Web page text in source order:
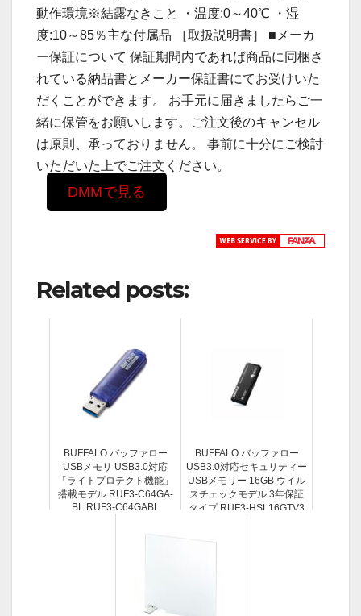
動作環境※結露なきこと ・温度:0～40℃ ・湿
度:10～85％主な付属品 ［取扱説明書］ ■メーカ
ー保証について 保証期間内であれば商品に同梱さ
れている納品書とメーカー保証書にてお受けいた
だくことができます。 お手元に届きましたらご一
緒に保管をお願いします。ご注文後のキャンセル
は原則、承っておりません。 事前に十分にご検討
いただいた上でご注文ください。
DMMで見る
Related posts:
BUFFALO バッファロー
USBメモリ USB3.0対応
「ライトプロテクト機能」
搭載モデル RUF3-C64GA-
BL RUF3-C64GABL
BUFFALO バッファロー
USB3.0対応セキュリティー
USBメモリー 16GB ウイル
スチェックモデル 3年保証
タイプ RUF3-HSL16GTV3